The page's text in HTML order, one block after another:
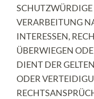
VERARBEITUNG
INTERESSEN,
ÜBERWIEGEN
DIENT DER
ODER